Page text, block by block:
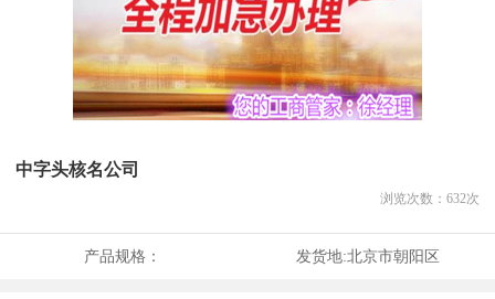
中字头核名公司
浏览次数： 632次
产品规格： 发货地:北京市朝阳区